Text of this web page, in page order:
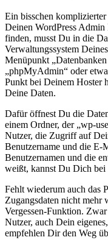
Ein bisschen
Deinen WordPress Admin
finden, musst Du in die
Verwaltungssystem
Menüpunkt
„phpMyAdmin“ oder
Punkt bei Deinem Hoster
Deine Daten.
Dafür öffnest Du die
einem Ordner, der „wp-
Nutzer, die Zugriff auf
Benutzername und die E-
Benutzernamen und die
weißt, kannst Du Dich bei
Fehlt wiederum auch das
Zugangsdaten nicht mehr
Vergessen-Funktion.
Nutzer, auch Dein
empfehlen Dir den Weg